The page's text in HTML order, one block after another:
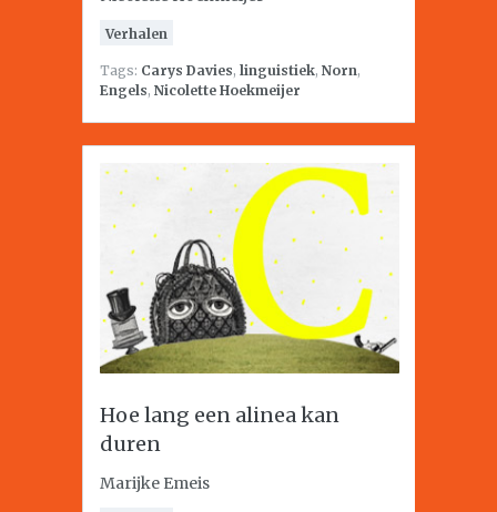
Verhalen
Tags: Carys Davies, linguistiek, Norn,
Engels, Nicolette Hoekmeijer
Hoe lang een alinea kan
duren
Marijke Emeis